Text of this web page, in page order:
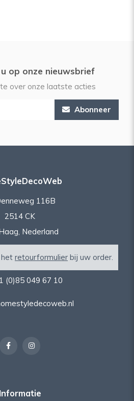
op onze nieuwsbrief
over onze laatste acties
Abonneer
116B
2514 CK
Nederland
retourformulier bij uw order.
(0)85 049 67 10
Informatie